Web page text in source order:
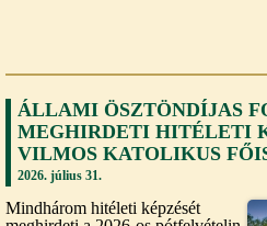
ÁLLAMI ÖSZTÖNDÍJAS
MEGHIRDETI HITÉLETI
VILMOS KATOLIKUS
2026. július 31.
Mindhárom hitéleti képzését